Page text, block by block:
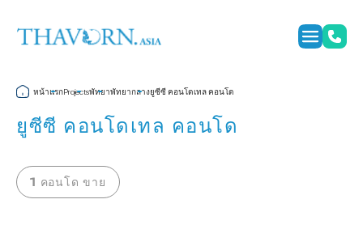
หน้าแรกProjectsพัทยาพัทยากลางยูซีซี คอนโดเทล คอนโด
ยูซีซี คอนโดเทล คอนโด
1 คอนโด ขาย